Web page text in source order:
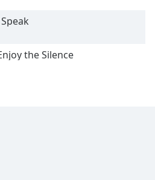
the Silence